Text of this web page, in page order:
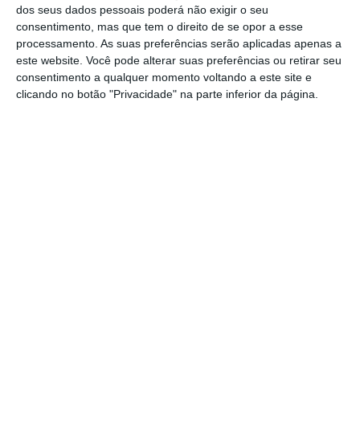
dos seus dados pessoais poderá não exigir o seu
consentimento, mas que tem o direito de se opor a esse
processamento. As suas preferências serão aplicadas apenas a
este website. Você pode alterar suas preferências ou retirar seu
consentimento a qualquer momento voltando a este site e
clicando no botão "Privacidade" na parte inferior da página.
CP lança concurso público para comprar 22
comboios
Ler Mais
Para a FECTRANS, a opção pelo serviço